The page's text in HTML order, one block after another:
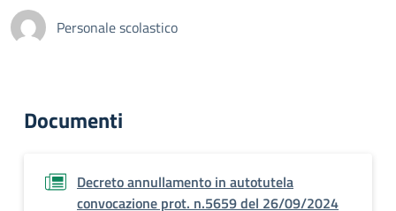
Personale scolastico
Documenti
Decreto annullamento in autotutela
convocazione prot. n.5659 del 26/09/2024